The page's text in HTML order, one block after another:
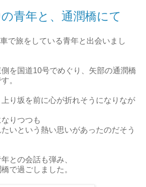
青年と、通潤橋にて
で旅をしている青年と出会いまし
を国道10号でめぐり、矢部の通潤橋
。
り坂を前に心が折れそうになりなが
りつつも
いという熱い思いがあったのだそう
との会話も弾み、
で過ごしました。